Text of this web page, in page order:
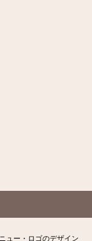
ュー・ロゴのデザイン